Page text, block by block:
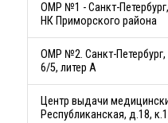
ОМР №1 - Санкт-
НК Приморского района
ОМР №2. Санкт-
6/5, литер А
Центр выдачи
Республиканская, д.18,